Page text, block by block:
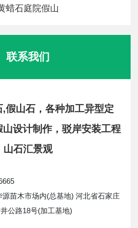
蜡石庭院假山
联系我们
假山石，各种加工异型定
设计制作，驳岸安装工程
山石汇景观
苗木市场内(总基地) 河北省石家庄
公路18号(加工基地)